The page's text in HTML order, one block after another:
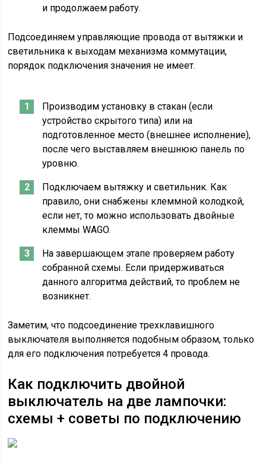
и продолжаем работу.
Подсоединяем управляющие провода от вытяжки и
светильника к выходам механизма коммутации,
порядок подключения значения не имеет.
Производим установку в стакан (если
устройство скрытого типа) или на
подготовленное место (внешнее исполнение),
после чего выставляем внешнюю панель по
уровню.
Подключаем вытяжку и светильник. Как
правило, они снабжены клеммной колодкой,
если нет, то можно использовать двойные
клеммы WAGO.
На завершающем этапе проверяем работу
собранной схемы. Если придерживаться
данного алгоритма действий, то проблем не
возникнет.
Заметим, что подсоединение трехклавишного
выключателя выполняется подобным образом, только
для его подключения потребуется 4 провода.
Как подключить двойной
выключатель на две лампочки:
схемы + советы по подключению